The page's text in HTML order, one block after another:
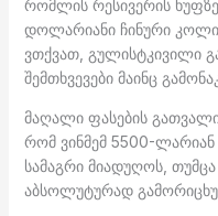
რომლის რესივერის
დოლარიანი ჩინური
ვთქვათ, გულისტკივილი
შემთხვევები მაინც
მაღალი ფასების
რომ ვინმემ 5500-ლარიან
სამაგრი მიადუღოს,
აბსოლუტურად